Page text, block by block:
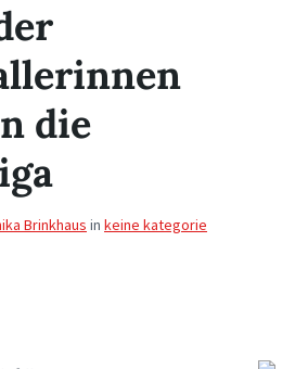
die
Brinkhaus in keine kategorie